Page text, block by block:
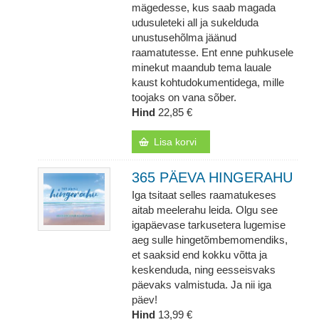
mägedesse, kus saab magada
udusuleteki all ja sukelduda
unustusehõlma jäänud
raamatutesse. Ent enne puhkusele
minekut maandub tema lauale
kaust kohtudokumentidega, mille
toojaks on vana sõber.
Hind 22,85 €
Lisa korvi
365 PÄEVA HINGERAHU
Iga tsitaat selles raamatukeses
aitab meelerahu leida. Olgu see
igapäevase tarkusetera lugemise
aeg sulle hingetõmbemomendiks,
et saaksid end kokku võtta ja
keskenduda, ning eesseisvaks
päevaks valmistuda. Ja nii iga
päev!
Hind 13,99 €